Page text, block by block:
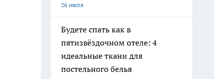
26 июля
Будете спать как в
пятизвёздочном отеле: 4
идеальные ткани для
постельного белья